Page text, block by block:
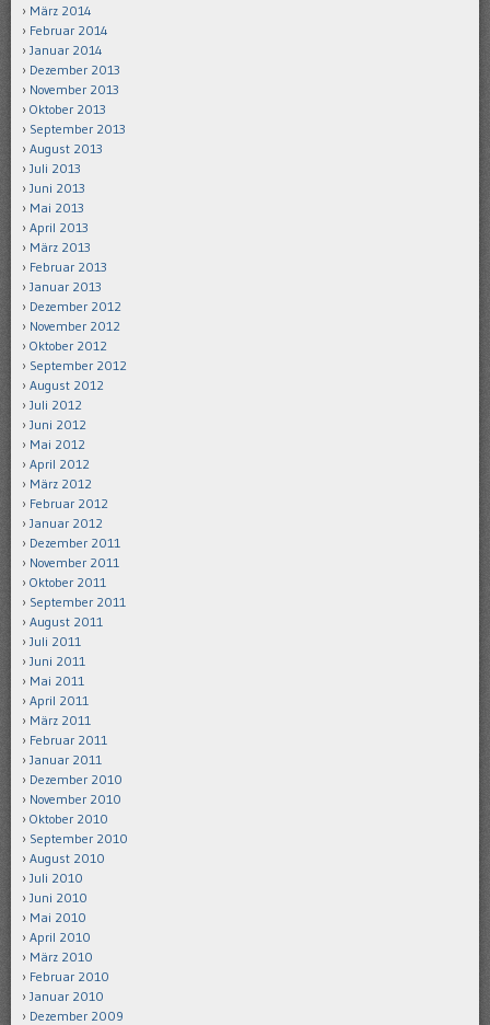
März 2014
Februar 2014
Januar 2014
Dezember 2013
November 2013
Oktober 2013
September 2013
August 2013
Juli 2013
Juni 2013
Mai 2013
April 2013
März 2013
Februar 2013
Januar 2013
Dezember 2012
November 2012
Oktober 2012
September 2012
August 2012
Juli 2012
Juni 2012
Mai 2012
April 2012
März 2012
Februar 2012
Januar 2012
Dezember 2011
November 2011
Oktober 2011
September 2011
August 2011
Juli 2011
Juni 2011
Mai 2011
April 2011
März 2011
Februar 2011
Januar 2011
Dezember 2010
November 2010
Oktober 2010
September 2010
August 2010
Juli 2010
Juni 2010
Mai 2010
April 2010
März 2010
Februar 2010
Januar 2010
Dezember 2009